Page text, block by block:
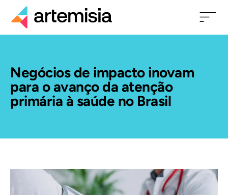
Negócios de impacto inovam
para o avanço da atenção
primária à saúde no Brasil